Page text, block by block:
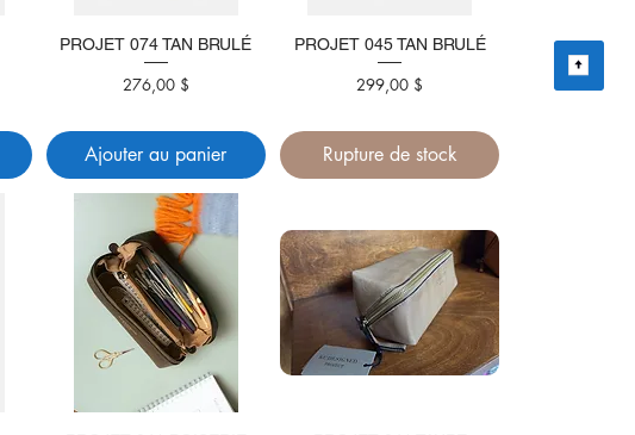
PROJET 074 TAN BRULÉ
Prix
276,00 $
Ajouter au panier
PROJET 045 TAN BRULÉ
Prix
299,00 $
Rupture de stock